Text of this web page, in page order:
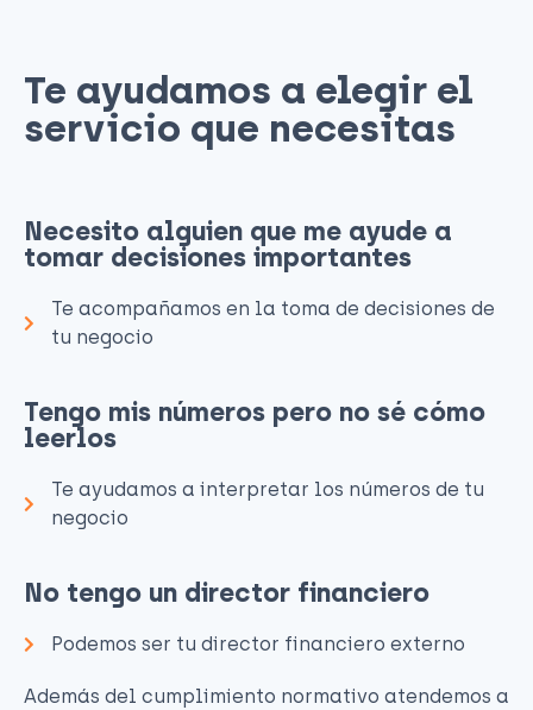
Te ayudamos a elegir el
servicio que necesitas​
Necesito alguien que me ayude a
tomar decisiones importantes
Te acompañamos en la toma de decisiones de
tu negocio
Tengo mis números pero no sé cómo
leerlos
Te ayudamos a interpretar los números de tu
negocio
No tengo un director financiero
Podemos ser tu director financiero externo
Además del cumplimiento normativo atendemos a